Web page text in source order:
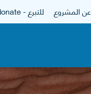
عن المشروع للتبرع - donate